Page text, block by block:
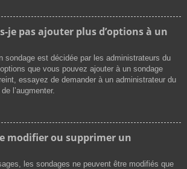
je pas ajouter plus d’options à un
sondage est décidée par les administrateurs du
que vous pouvez ajouter à un sondage
essayez de demander à un administrateur du
l’augmenter.
modifier ou supprimer un
les sondages ne peuvent être modifiés que